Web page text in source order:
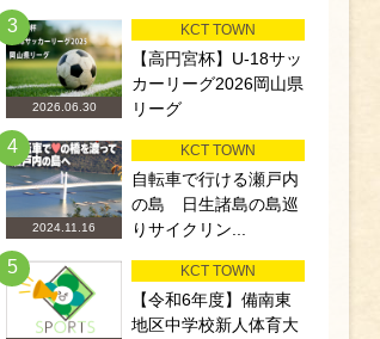
3
2026.06.30
KCT TOWN
【高円宮杯】U-18サッ
カーリーグ2026岡山県
リーグ
4
2024.11.16
KCT TOWN
自転車で行ける瀬戸内
の島 日生諸島の島巡
りサイクリン...
5 KCT TOWN
【令和6年度】備南東
地区中学校新人体育大